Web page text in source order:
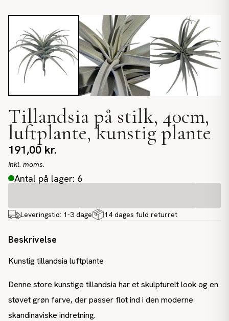
Tillandsia på stilk, 40cm,
luftplante, kunstig plante
191,00kr.
Inkl. moms.
Antal på lager: 6
Leveringstid: 1-3 dage 14 dages fuld returret
Beskrivelse
Kunstig tillandsia luftplante
Denne store kunstige tillandsia har et skulpturelt look og en
støvet grøn farve, der passer flot ind i den moderne
skandinaviske indretning.